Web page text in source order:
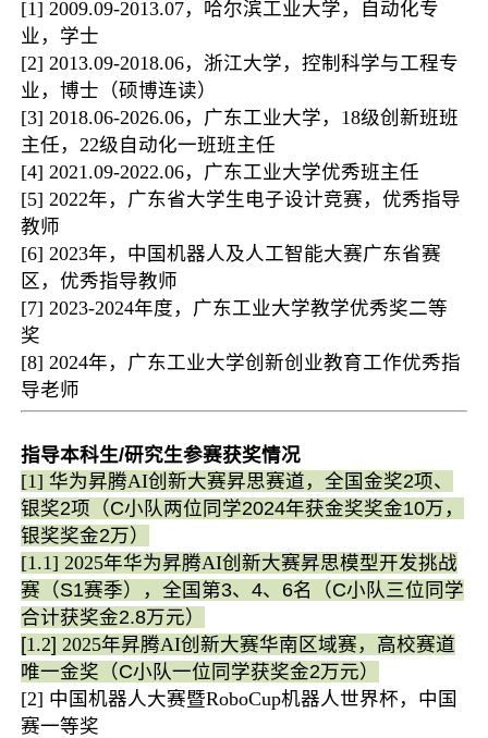
[1] 2009.09-2013.07，哈尔滨工业大学，自动化专
业，学士
[2] 2013.09-2018.06，浙江大学，控制科学与工程专
业，博士（硕博连读）
[3] 2018.06-2026.06，广东工业大学， 18级创新班班
主任， 22级自动化一班班主任
[4] 2021.09-2022.06，广东工业大学优秀班主任
[5] 2022年 ，广东省大学生电子设计竞赛，优秀指导
教师
[6] 2023年 ，中国机器人及人工智能大赛广东省赛
区，优秀指导教师
[7] 2023-2024年度 ，广东工业大学教学优秀奖二等
奖
[8] 2024年 ， 广东工业大学创新创业教育工作优秀指
导老师
指导本科生/研究生参赛获奖情况
[1] 华为昇腾AI创新大赛昇思赛道，全国金奖2项、
银奖2项（C小队两位同学2024年获金奖奖金10万，
银奖奖金2万）
[1.1] 2025年华为昇腾AI创新大赛昇思模型开发挑战
赛（S1赛季），全国第3、4、6名（C小队三位同学
合计获奖金2.8万元）
[1.2] 2025年昇腾AI创新大赛华南区域赛，高校赛道
唯一金奖（C小队一位同学获奖金2万元）
[2] 中国机器人大赛暨RoboCup机器人世界杯，中国
赛一等奖